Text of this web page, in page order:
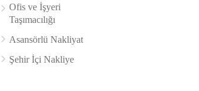
Ofis ve İşyeri
Taşımacılığı
Asansörlü Nakliyat
Şehir İçi Nakliye